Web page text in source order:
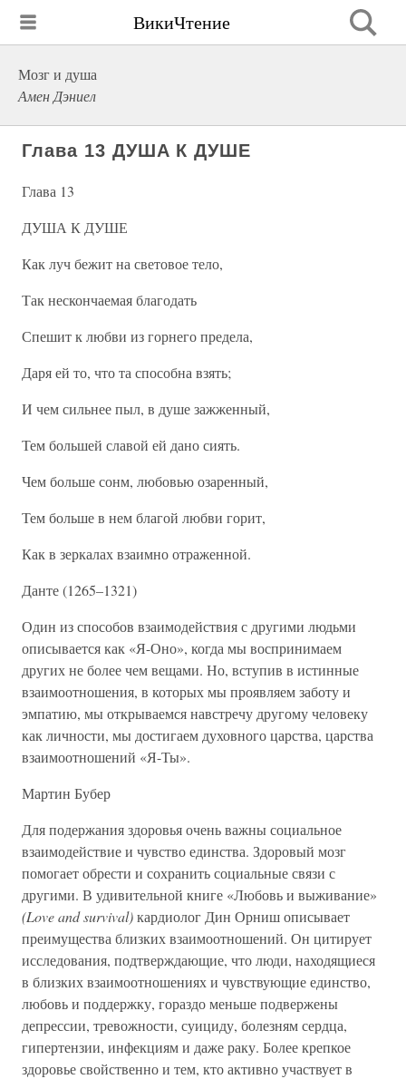
ВикиЧтение
Мозг и душа
Амен Дэниел
Глава 13 ДУША К ДУШЕ
Глава 13
ДУША К ДУШЕ
Как луч бежит на световое тело,
Так нескончаемая благодать
Спешит к любви из горнего предела,
Даря ей то, что та способна взять;
И чем сильнее пыл, в душе зажженный,
Тем большей славой ей дано сиять.
Чем больше сонм, любовью озаренный,
Тем больше в нем благой любви горит,
Как в зеркалах взаимно отраженной.
Данте (1265–1321)
Один из способов взаимодействия с другими людьми
описывается как «Я-Оно», когда мы воспринимаем
других не более чем вещами. Но, вступив в истинные
взаимоотношения, в которых мы проявляем заботу и
эмпатию, мы открываемся навстречу другому человеку
как личности, мы достигаем духовного царства, царства
взаимоотношений «Я-Ты».
Мартин Бубер
Для подержания здоровья очень важны социальное
взаимодействие и чувство единства. Здоровый мозг
помогает обрести и сохранить социальные связи с
другими. В удивительной книге «Любовь и выживание»
(Love and survival)кардиолог Дин Орниш описывает
преимущества близких взаимоотношений. Он цитирует
исследования, подтверждающие, что люди, находящиеся
в близких взаимоотношениях и чувствующие единство,
любовь и поддержку, гораздо меньше подвержены
депрессии, тревожности, суициду, болезням сердца,
гипертензии, инфекциям и даже раку. Более крепкое
здоровье свойственно и тем, кто активно участвует в